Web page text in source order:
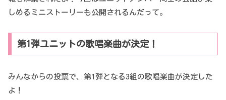
しめるミニストーリーも公開されるんだって。
第1弾ユニットの歌唱楽曲が決定！
みんなからの投票で、第1弾となる3組の歌唱楽曲が決定した
よ！